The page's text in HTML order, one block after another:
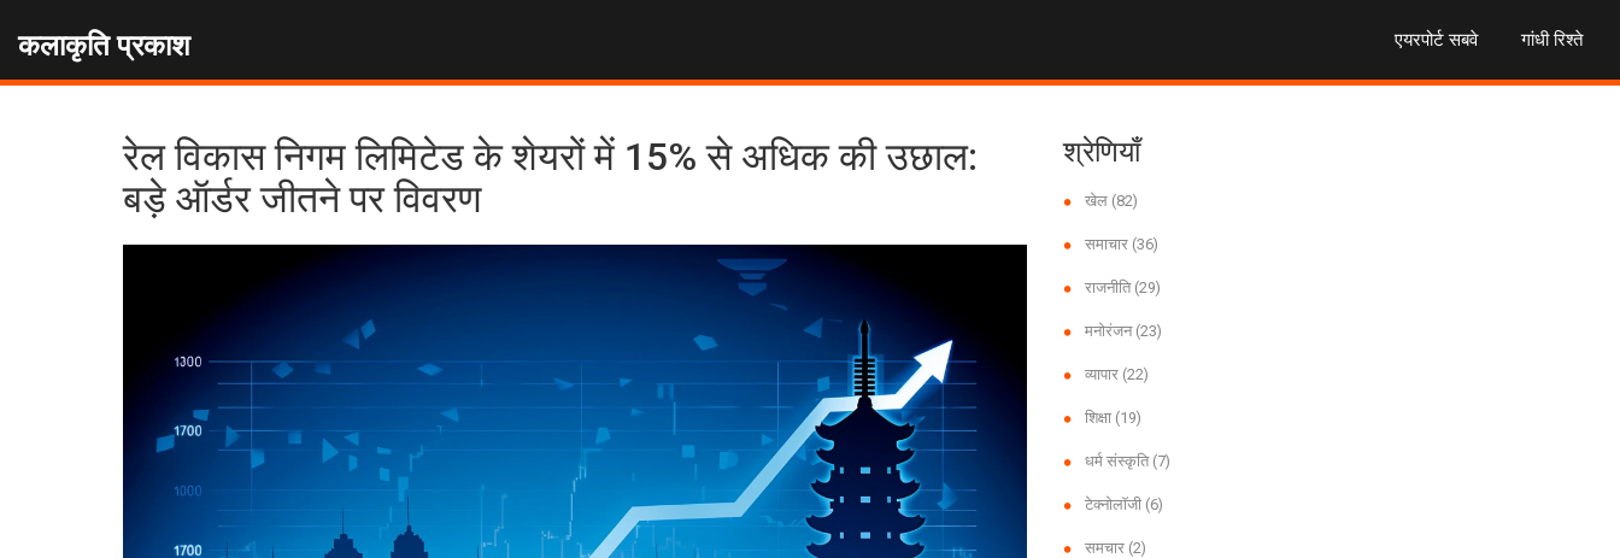
कलाकृति प्रकाश एयरपोर्ट सबवे गांधी रिश्ते
रेल विकास निगम लिमिटेड के शेयरों में 15% से अधिक की उछाल:
बड़े ऑर्डर जीतने पर विवरण
श्रेणियाँ
खेल (82)
समाचार (36)
राजनीति (29)
मनोरंजन (23)
व्यापार (22)
शिक्षा (19)
धर्म संस्कृति (7)
टेक्नोलॉजी (6)
समचार (2)